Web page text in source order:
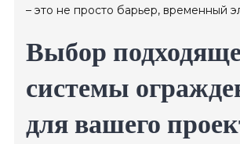
– это не просто барьер, временный
Выбор
системы
для вашего